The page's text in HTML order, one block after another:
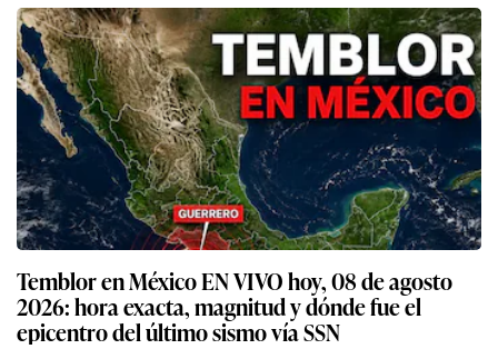
Temblor en México EN VIVO hoy, 08 de agosto
2026: hora exacta, magnitud y dónde fue el
epicentro del último sismo vía SSN